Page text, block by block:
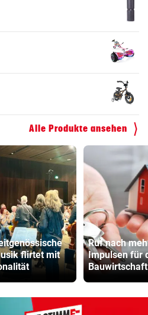
Alle Produkte ansehen
flirtet mit
Ruf nach
Impulsen für
Bauwirtschaft